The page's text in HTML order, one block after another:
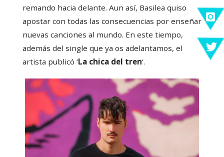
remando hacia delante. Aun así, Basilea quiso
apostar con todas las consecuencias por enseñar
nuevas canciones al mundo. En este tiempo,
además del single que ya os adelantamos, el
artista publicó ‘La chica del tren‘.